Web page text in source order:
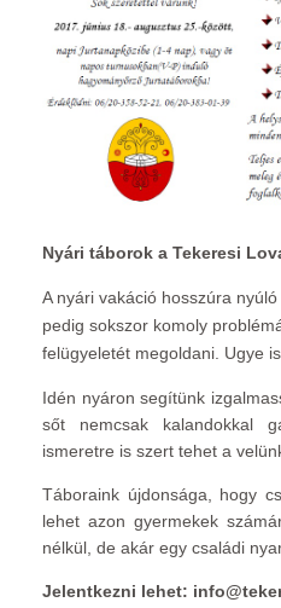
Nyári táborok a Tekeresi
A nyári vakáció hosszúra
pedig sokszor komoly
felügyeletét megoldani. Ugye
Idén nyáron segítünk
sőt nemcsak kalandokkal
ismeretre is szert tehet a
Táboraink újdonsága, hogy
lehet azon gyermekek
nélkül, de akár egy családi
Jelentkezni lehet: